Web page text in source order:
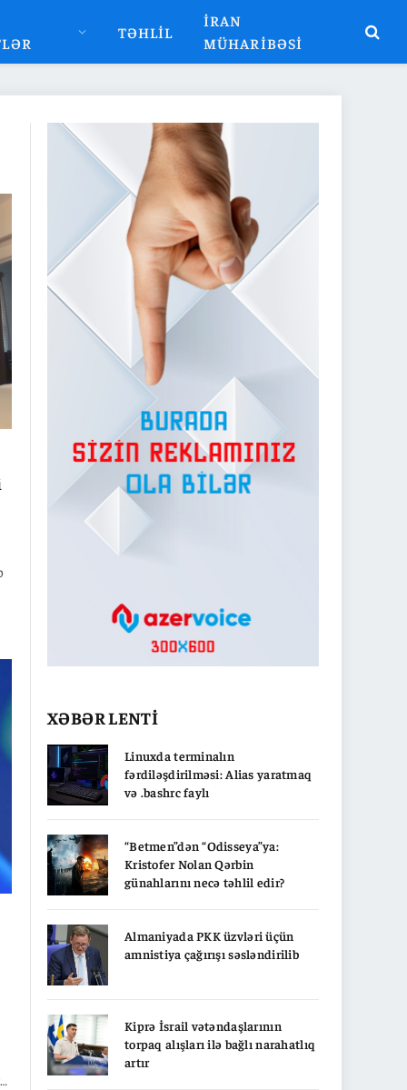
TƏHLIL
İRAN
MÜHARIBƏSI
XƏBƏR LENTİ
Linuxda terminalın
fərdiləşdirilməsi: Alias yaratmaq
və .bashrc faylı
“Betmen”dən “Odisseya”ya:
Kristofer Nolan Qərbin
günahlarını necə təhlil edir?
Almaniyada PKK üzvləri üçün
amnistiya çağırışı səsləndirilib
Kiprə İsrail vətəndaşlarının
torpaq alışları ilə bağlı narahatlıq
artır